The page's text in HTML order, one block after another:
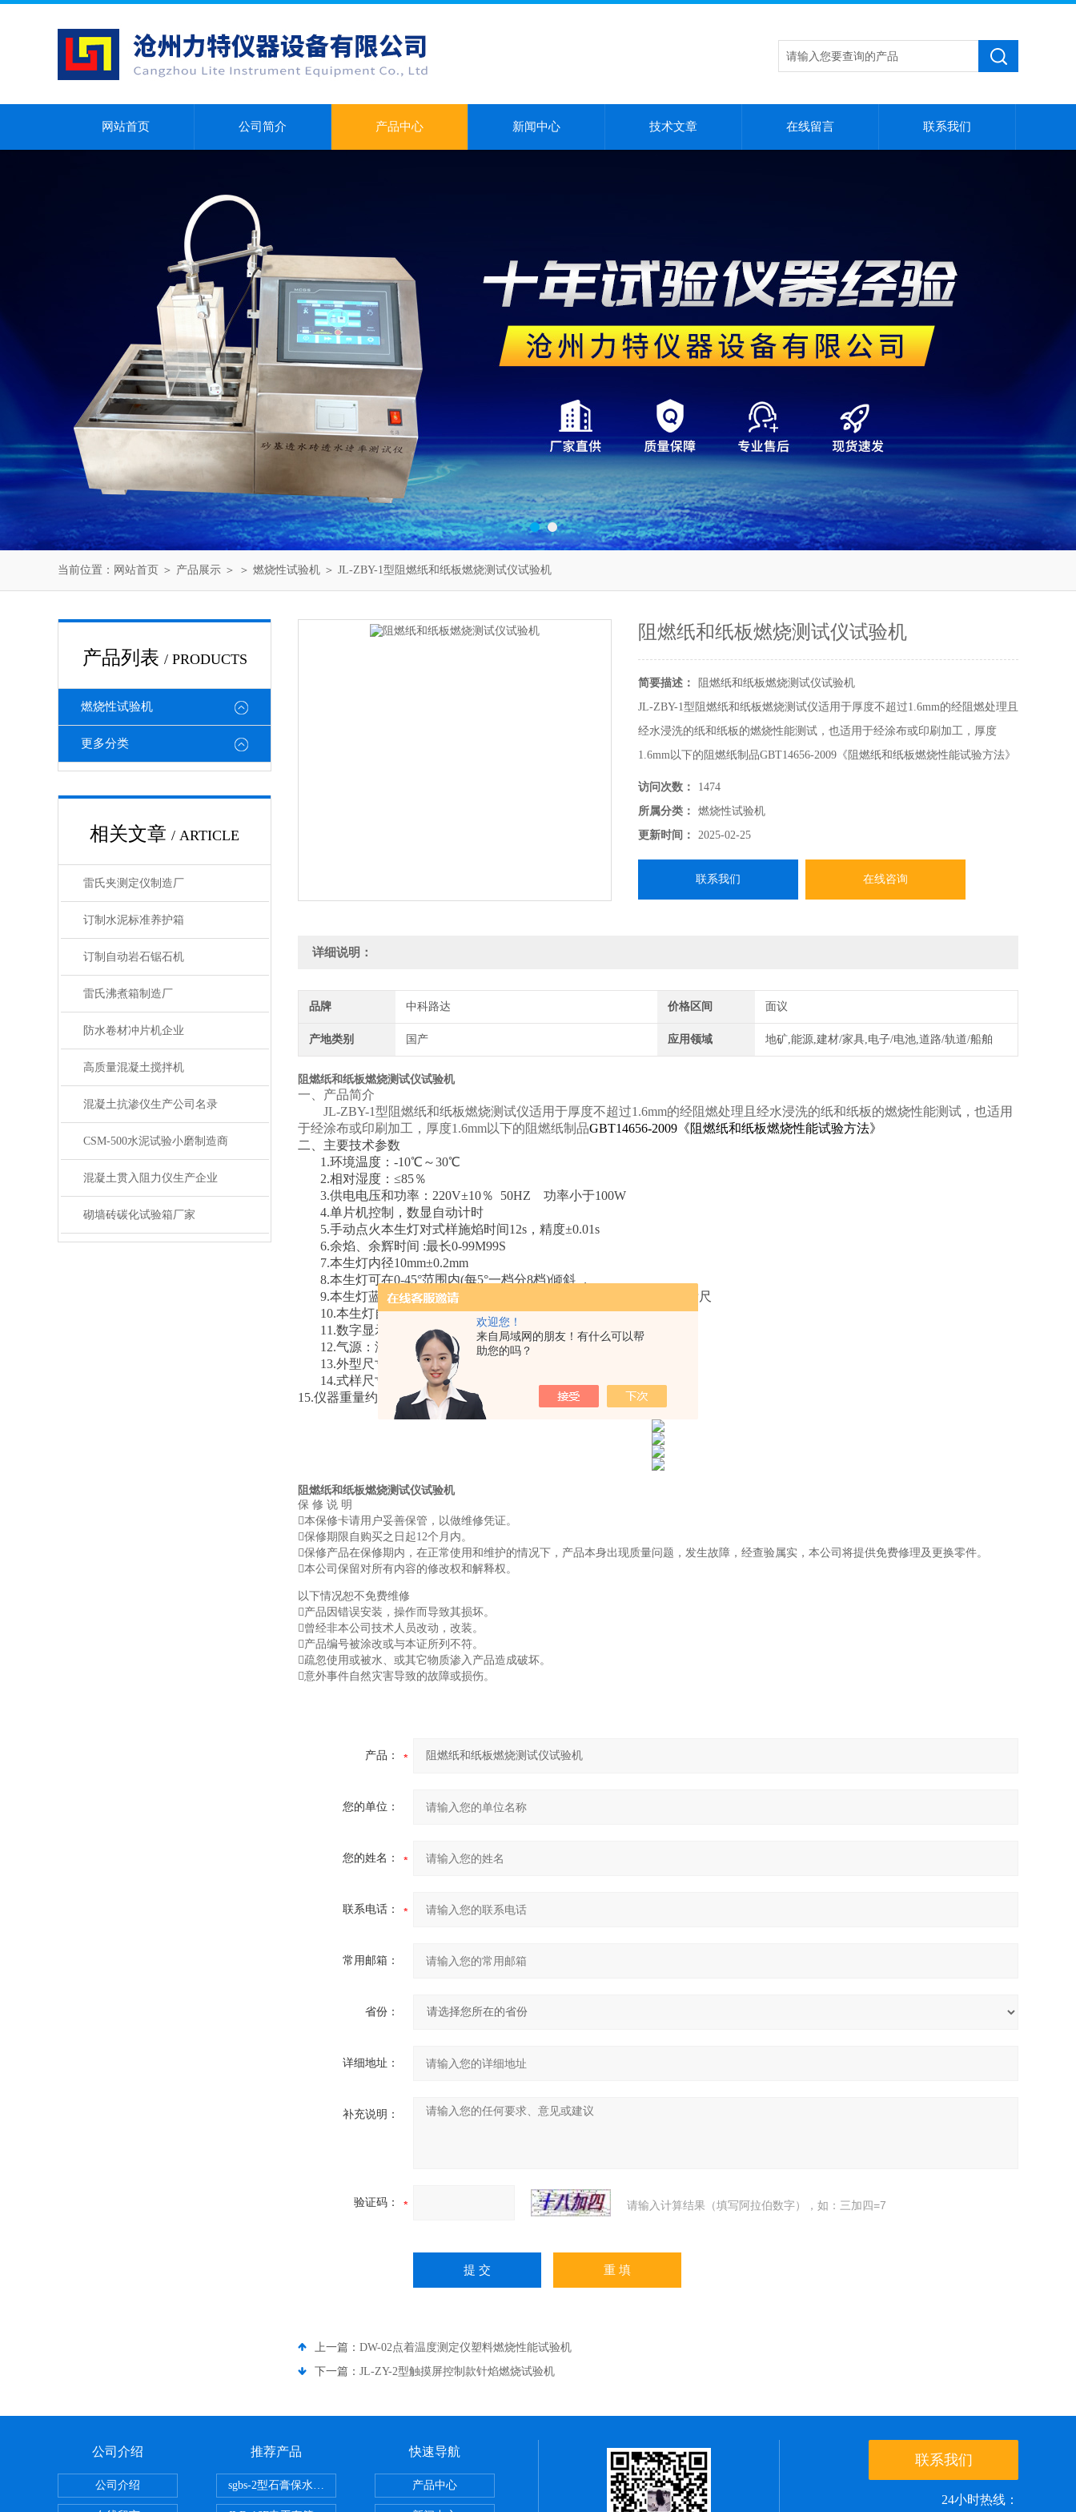
欢迎您！
来自局域网的朋友！有什么可以帮
助您的吗？
网站首页 公司简介 产品中心 新闻中心 技术文章 在线留言 联系我们
当前位置： 网站首页 ＞ 产品展示 ＞ ＞ 燃烧性试验机 ＞ JL-ZBY-1型阻燃纸和纸板燃烧测试仪试验机
产品列表 / PRODUCTS
燃烧性试验机
更多分类
相关文章 / ARTICLE
雷氏夹测定仪制造厂
订制水泥标准养护箱
订制自动岩石锯石机
雷氏沸煮箱制造厂
防水卷材冲片机企业
高质量混凝土搅拌机
混凝土抗渗仪生产公司名录
CSM-500水泥试验小磨制造商
混凝土贯入阻力仪生产企业
砌墙砖碳化试验箱厂家
阻燃纸和纸板燃烧测试仪试验机
简要描述：
阻燃纸和纸板燃烧测试仪试验机
JL-ZBY-1型阻燃纸和纸板燃烧测试仪适用于厚度不超过1.6mm的经阻燃处理且
经水浸洗的纸和纸板的燃烧性能测试，也适用于经涂布或印刷加工，厚度
1.6mm以下的阻燃纸制品GBT14656-2009《阻燃纸和纸板燃烧性能试验方法》
访问次数：
1474
所属分类：
燃烧性试验机
更新时间：
2025-02-25
联系我们 在线咨询
详细说明：
品牌 中科路达 价格区间 面议
产地类别 国产 应用领域 地矿,能源,建材/家具,电子/电池,道路/轨道/船舶
阻燃纸和纸板燃烧测试仪试验机
一、 产品简介
JL-ZBY-1型阻燃纸和纸板燃烧测试仪适用于厚度不超过1.6mm的经阻燃处理且经水浸洗的纸和纸板的燃烧性能测试，也适用
于经涂布或印刷加工，厚度1.6mm以下的阻燃纸制品GBT14656-2009《阻燃纸和纸板燃烧性能试验方法》
二、主要技术参数
1.环境温度：-10℃～30℃
2.相对湿度：≤85％
3.供电电压和功率：220V±10％ 50HZ 功率小于100W
4.单片机控制，数显自动计时
5.手动点火本生灯对式样施焰时间12s，精度±0.01s
6.余焰、余辉时间 :最长0-99M99S
7.本生灯内径10mm±0.2mm
8.本生灯可在0-45°范围内(每5°一档分8档)倾斜 ，
9.本生灯蓝色火焰高度：15mm-175mm可任意调节，配有火焰高度标尺
10.本生灯自动点火时间：任意设定
11.数字显示续焰、灼焰时间
12.气源：液化丙烷纯度≥95％
13.外型尺寸约：670×300×800mm
14.式样尺寸：210mm×70mm
15.仪器重量约：40kg
阻燃纸和纸板燃烧测试仪试验机
保 修 说 明
本保修卡请用户妥善保管，以做维修凭证。
保修期限自购买之日起12个月内。
保修产品在保修期内，在正常使用和维护的情况下，产品本身出现质量问题，发生故障，经查验属实，本公司将提供免费修理及更换零件。
本公司保留对所有内容的修改权和解释权。
以下情况恕不免费维修
产品因错误安装，操作而导致其损坏。
曾经非本公司技术人员改动，改装。
产品编号被涂改或与本证所列不符。
疏忽使用或被水、或其它物质渗入产品造成破坏。
意外事件自然灾害导致的故障或损伤。
产品：
您的单位：
您的姓名：
联系电话：
常用邮箱：
省份：
详细地址：
补充说明：
验证码： 请输入计算结果（填写阿拉伯数字），如：三加四=7
上一篇： DW-02点着温度测定仪塑料燃烧性能试验机
下一篇： JL-ZY-2型触摸屏控制款针焰燃烧试验机
公司介绍
公司介绍
推荐产品
sgbs-2型石膏保水率测定仪粉刷石膏检测水泥全自动
快速导航
产品中心
联系我们
24小时热线：